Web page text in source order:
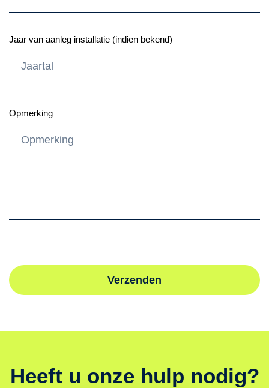
Jaar van aanleg installatie (indien bekend)
Opmerking
Verzenden
Heeft u onze hulp nodig?